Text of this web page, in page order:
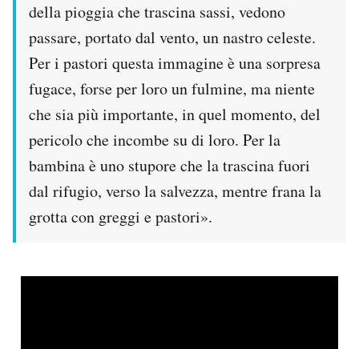
della pioggia che trascina sassi, vedono
passare, portato dal vento, un nastro celeste.
Per i pastori questa immagine è una sorpresa
fugace, forse per loro un fulmine, ma niente
che sia più importante, in quel momento, del
pericolo che incombe su di loro. Per la
bambina è uno stupore che la trascina fuori
dal rifugio, verso la salvezza, mentre frana la
grotta con greggi e pastori».